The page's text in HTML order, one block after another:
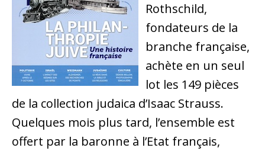
Rothschild,
fondateurs de la
branche française,
achète en un seul
lot les 149 pièces
de la collection judaica d’Isaac Strauss.
Quelques mois plus tard, l’ensemble est
offert par la baronne à l’Etat français,